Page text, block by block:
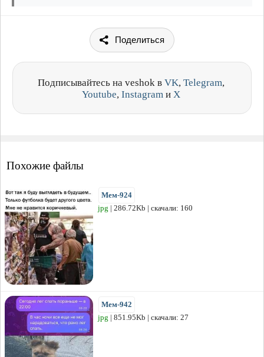
Поделиться
Подписывайтесь на veshok в VK, Telegram,
Youtube, Instagram и X
Похожие файлы
Мем-924
jpg | 286.72Kb | скачали: 160
Мем-942
jpg | 851.95Kb | скачали: 27